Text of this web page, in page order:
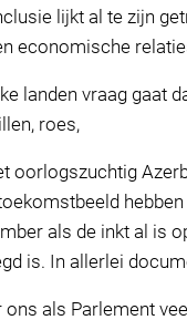
lijkt al te zijn
economische
landen vraag gaat
roes,
oorlogszuchtig
als de inkt al is
is. In allerlei
als Parlement